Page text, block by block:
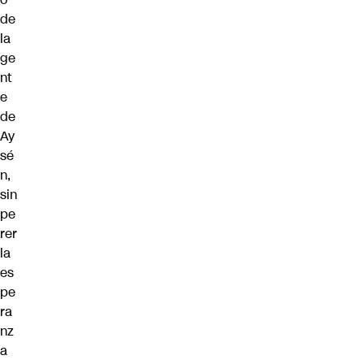
de
la
ge
nt
e
de
Ay
sé
n,
sin
pe
rer
la
es
pe
ra
nz
a